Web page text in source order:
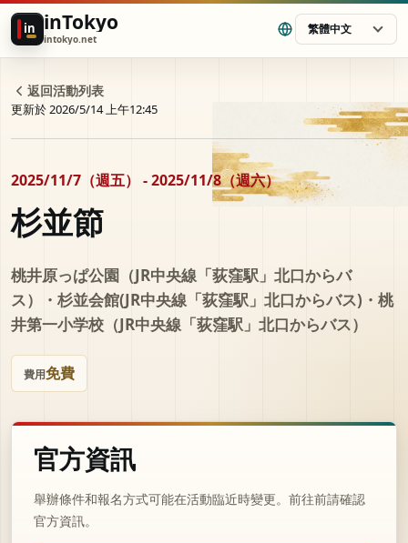
in inTokyo
intokyo.net
繁體中文
返回活動列表
更新於 2026/5/14 上午12:45
2025/11/7（週五） - 2025/11/8（週六）
杉並節
桃井原っぱ公園（JR中央線「荻窪駅」北口からバ
ス）・杉並会館(JR中央線「荻窪駅」北口からバス)・桃
井第一小学校（JR中央線「荻窪駅」北口からバス）
費用免費
官方資訊
舉辦條件和報名方式可能在活動臨近時變更。前往前請確認
官方資訊。